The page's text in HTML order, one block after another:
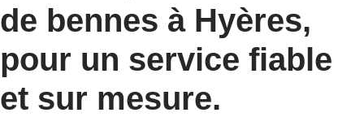
de bennes à Hyères,
pour un service fiable
et sur mesure.